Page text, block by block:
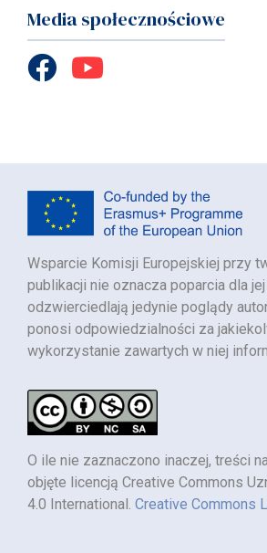
Media społecznościowe
Wsparcie Komisji Europejskiej przy
publikacji nie oznacza poparcia dla
odzwierciedlają jedynie poglądy
ponosi odpowiedzialności za
wykorzystanie zawartych w niej
O ile nie zaznaczono inaczej, treści
objęte licencją Creative Commons
4.0 International. Creative Commons